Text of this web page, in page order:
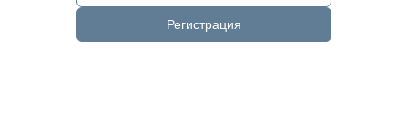
Регистрация